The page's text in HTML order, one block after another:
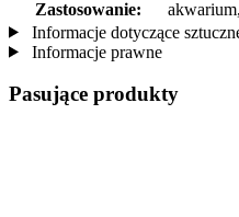
Zastosowanie:
Informacje dotyczące
Informacje prawne
Pasujące produkty